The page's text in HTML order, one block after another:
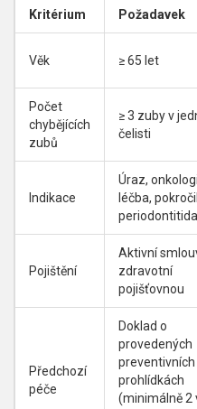
Kritérium
Požadavek
Věk ≥ 65 let
Počet
chybějících
zubů
≥ 3 zuby v
čelisti
Indikace
Úraz,
léčba,
periodontitida
Pojištění
Aktivní
zdravotní
pojišťovnou
Předchozí
péče
Doklad o
provedených
preventivních
prohlídkách
(minimálně 2